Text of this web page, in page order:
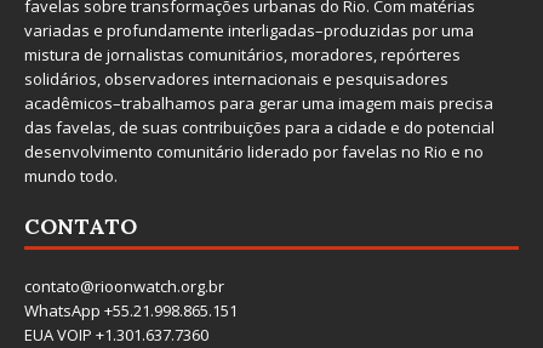
favelas sobre transformações urbanas do Rio. Com matérias
variadas e profundamente interligadas–produzidas por uma
mistura de jornalistas comunitários, moradores, repórteres
solidários, observadores internacionais e pesquisadores
acadêmicos–trabalhamos para gerar uma imagem mais precisa
das favelas, de suas contribuições para a cidade e do potencial
desenvolvimento comunitário liderado por favelas no Rio e no
mundo todo.
CONTATO
contato@rioonwatch.org.br
WhatsApp +55.21.998.865.151
EUA VOIP +1.301.637.7360